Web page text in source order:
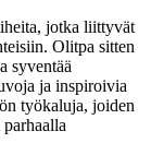
jotka liittyvät
Olitpa sitten
syventää
ja inspiroivia
työkaluja, joiden